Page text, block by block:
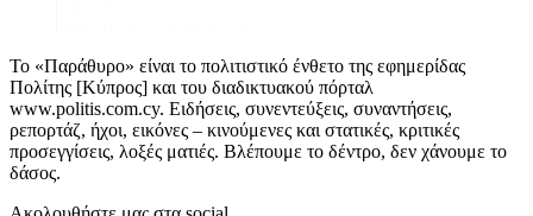
Το «Παράθυρο» είναι το πολιτιστικό ένθετο της εφημερίδας
Πολίτης [Κύπρος] και του διαδικτυακού πόρταλ
www.politis.com.cy. Ειδήσεις, συνεντεύξεις, συναντήσεις,
ρεπορτάζ, ήχοι, εικόνες – κινούμενες και στατικές, κριτικές
προσεγγίσεις, λοξές ματιές. Βλέπουμε το δέντρο, δεν χάνουμε το
δάσος.